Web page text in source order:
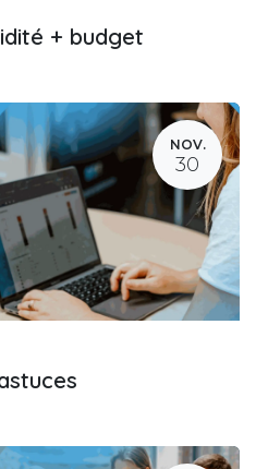
+ budget
NOV.
30